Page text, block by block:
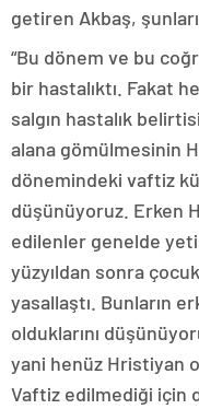
getiren Akbaş,
“Bu dönem ve bu
bir hastalıktı. Fakat
salgın hastalık
alana gömülmesinin
dönemindeki vaftiz
düşünüyoruz. Erken
edilenler genelde
yüzyıldan sonra
yasallaştı. Bunların
olduklarını
yani henüz Hristiyan
Vaftiz edilmediği için